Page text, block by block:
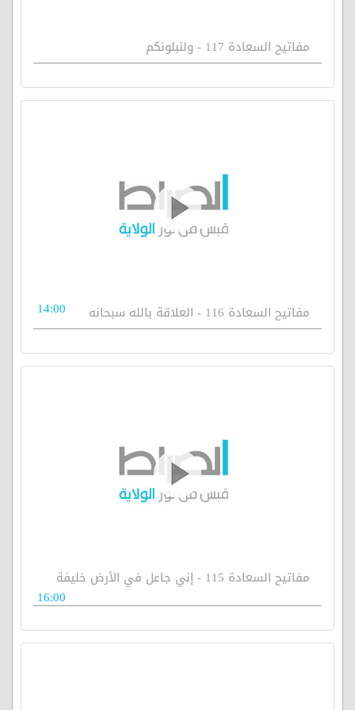
مفاتيح السعادة 117 - ولنبلونكم
مفاتيح السعادة 116 - العلاقة بالله سبحانه 14:00
مفاتيح السعادة 115 - إني جاعل في الأرض خليفة
16:00